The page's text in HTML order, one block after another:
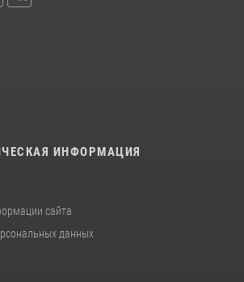
ИНФОРМАЦИЯ
сайта
данных